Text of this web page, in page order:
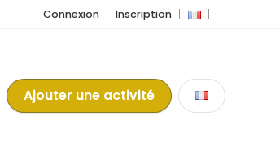
Connexion Inscription
Ajouter une activité